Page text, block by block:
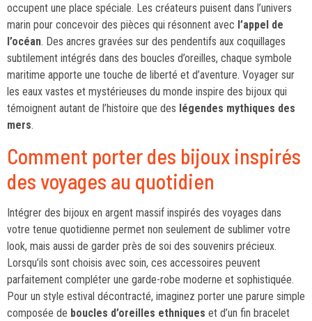
occupent une place spéciale. Les créateurs puisent dans l’univers
marin pour concevoir des pièces qui résonnent avec l’appel de
l’océan. Des ancres gravées sur des pendentifs aux coquillages
subtilement intégrés dans des boucles d’oreilles, chaque symbole
maritime apporte une touche de liberté et d’aventure. Voyager sur
les eaux vastes et mystérieuses du monde inspire des bijoux qui
témoignent autant de l’histoire que des légendes mythiques des
mers.
Comment porter des bijoux inspirés
des voyages au quotidien
Intégrer des bijoux en argent massif inspirés des voyages dans
votre tenue quotidienne permet non seulement de sublimer votre
look, mais aussi de garder près de soi des souvenirs précieux.
Lorsqu’ils sont choisis avec soin, ces accessoires peuvent
parfaitement compléter une garde-robe moderne et sophistiquée.
Pour un style estival décontracté, imaginez porter une parure simple
composée de boucles d’oreilles ethniques et d’un fin bracelet